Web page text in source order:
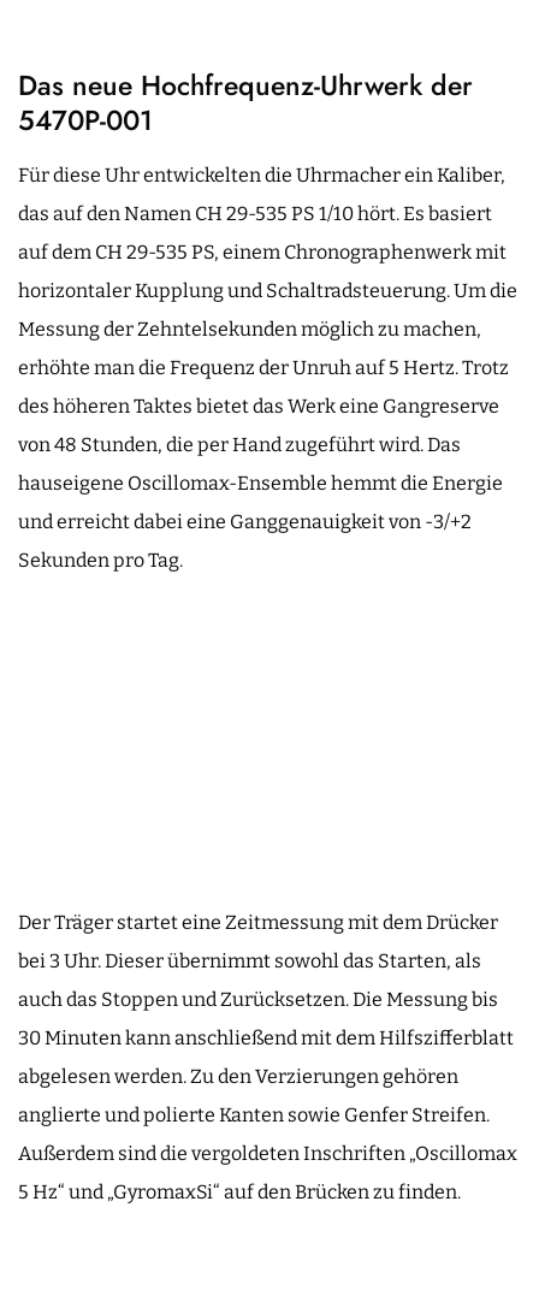
Das neue Hochfrequenz-Uhrwerk der
5470P-001
Für diese Uhr entwickelten die Uhrmacher ein Kaliber,
das auf den Namen CH 29-535 PS 1/10 hört. Es basiert
auf dem CH 29-535 PS, einem Chronographenwerk mit
horizontaler Kupplung und Schaltradsteuerung. Um die
Messung der Zehntelsekunden möglich zu machen,
erhöhte man die Frequenz der Unruh auf 5 Hertz. Trotz
des höheren Taktes bietet das Werk eine Gangreserve
von 48 Stunden, die per Hand zugeführt wird. Das
hauseigene Oscillomax-Ensemble hemmt die Energie
und erreicht dabei eine Ganggenauigkeit von -3/+2
Sekunden pro Tag.
Der Träger startet eine Zeitmessung mit dem Drücker
bei 3 Uhr. Dieser übernimmt sowohl das Starten, als
auch das Stoppen und Zurücksetzen. Die Messung bis
30 Minuten kann anschließend mit dem Hilfszifferblatt
abgelesen werden. Zu den Verzierungen gehören
anglierte und polierte Kanten sowie Genfer Streifen.
Außerdem sind die vergoldeten Inschriften „Oscillomax
5 Hz“ und „GyromaxSi“ auf den Brücken zu finden.